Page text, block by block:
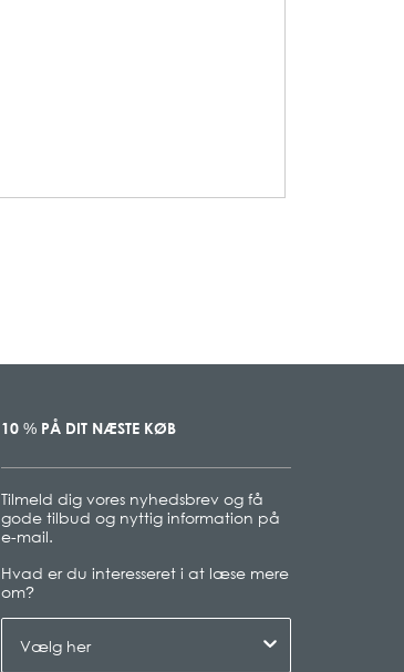
10 %PÅ DIT NÆSTE KØB
Tilmeld dig vores nyhedsbrev og få
gode tilbud og nyttig information på
e-mail.
Hvad er du interesseret i at læse mere
om?